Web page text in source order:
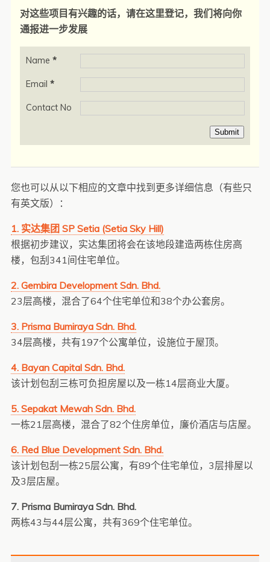
对这些项目有兴趣的话，请在这里登记，我们将向你
通报进一步发展
Name *
Email *
Contact No
Submit
您也可以从以下相应的文章中找到更多详细信息（有些只
有英文版）：
1. 实达集团 SP Setia (Setia Sky Hill)
根据初步建议，实达集团将会在该地段建造两栋住房高
楼，包刮341间住宅单位。
2. Gembira Development Sdn. Bhd.
23层高楼，混合了64个住宅单位和38个办公套房。
3. Prisma Bumiraya Sdn. Bhd.
34层高楼，共有197个公寓单位，设施位于屋顶。
4. Bayan Capital Sdn. Bhd.
该计划包刮三栋可负担房屋以及一栋14层商业大厦。
5. Sepakat Mewah Sdn. Bhd.
一栋21层高楼，混合了82个住房单位，廉价酒店与店屋。
6. Red Blue Development Sdn. Bhd.
该计划包刮一栋25层公寓，有89个住宅单位，3层排屋以
及3层店屋。
7. Prisma Bumiraya Sdn. Bhd.
两栋43与44层公寓，共有369个住宅单位。